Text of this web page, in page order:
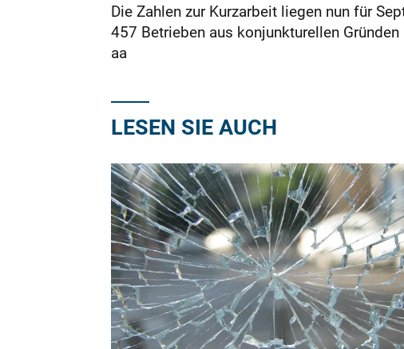
Die Zahlen zur Kurzarbeit liegen nun für
457 Betrieben aus konjunkturellen
aa
LESEN SIE AUCH